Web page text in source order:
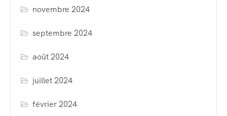
novembre 2024
septembre 2024
août 2024
juillet 2024
février 2024